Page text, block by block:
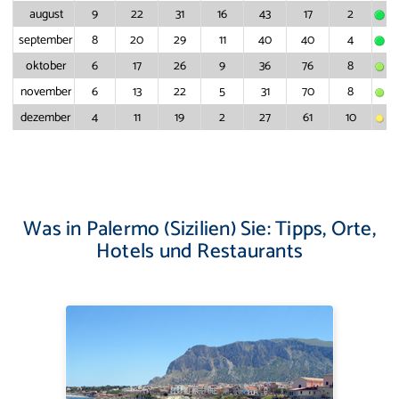
august
9 22 31 16 43 17
2
september
8 20 29 11 40 40
4
oktober
6 17 26 9 36 76
8
november
6 13 22 5 31 70
8
dezember
4 11 19 2 27 61 10
Was in Palermo (Sizilien) Sie: Tipps, Orte,
Hotels und Restaurants